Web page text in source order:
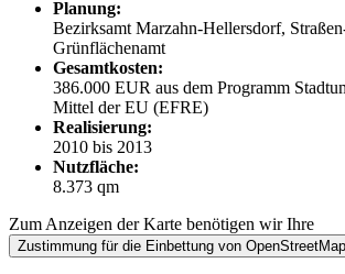
Planung:
Bezirksamt Marzahn-Hellersdorf,
Grünflächenamt
Gesamtkosten:
386.000 EUR aus dem Programm
Mittel der EU (EFRE)
Realisierung:
2010 bis 2013
Nutzfläche:
8.373 qm
Zum Anzeigen der Karte benötigen wir Ihre
Zustimmung für die Einbettung von OpenStreetMap